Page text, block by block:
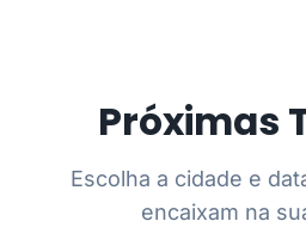
Próximas
Escolha a cidade e
encaixam na